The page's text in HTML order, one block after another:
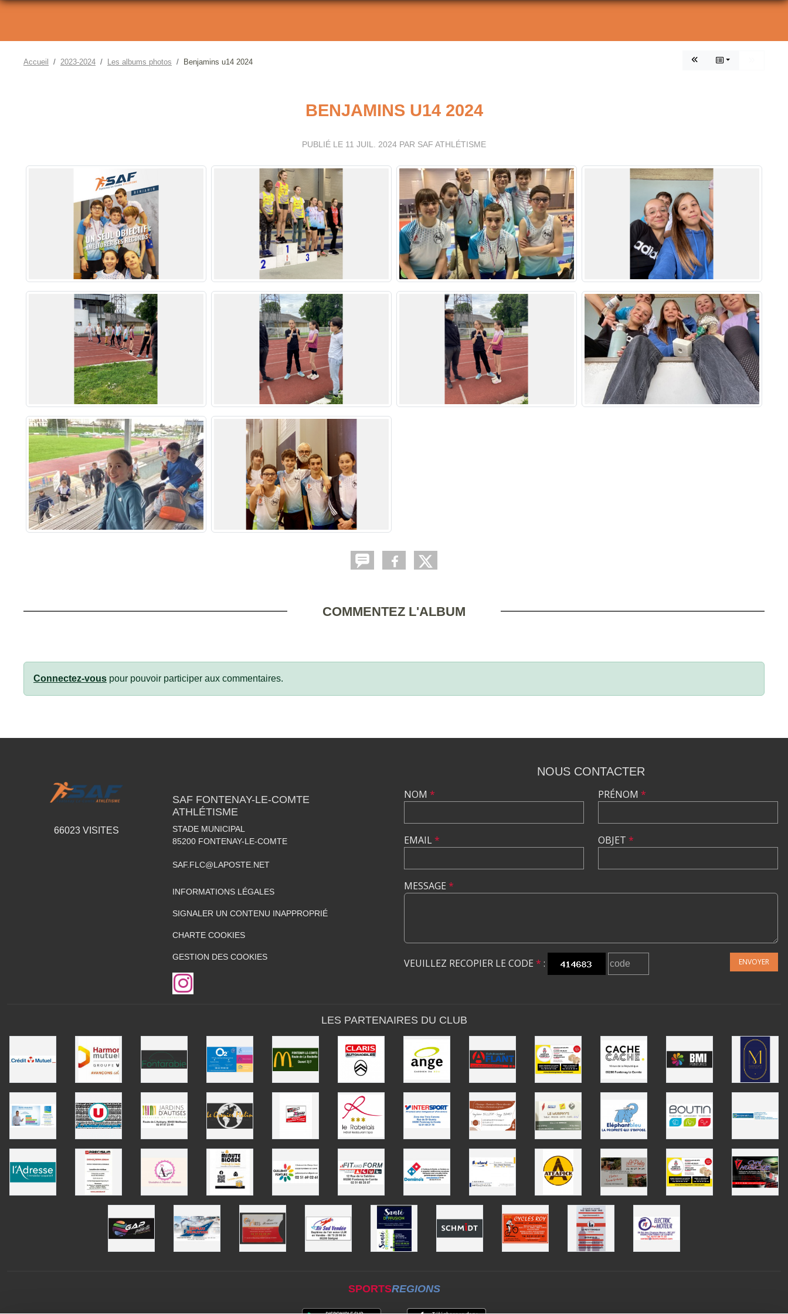
Accueil 2023-2024 Les albums photos Benjamins u14 2024
BENJAMINS U14 2024
PUBLIÉ LE 11 JUIL. 2024 PAR SAF ATHLÉTISME
COMMENTEZ L'ALBUM
Connectez-vous pour pouvoir participer aux commentaires.
66023VISITES
SAF FONTENAY-LE-COMTE
ATHLÉTISME
STADE MUNICIPAL
85200 FONTENAY-LE-COMTE
SAF.FLC@LAPOSTE.NET
INFORMATIONS LÉGALES
SIGNALER UN CONTENU INAPPROPRIÉ
CHARTE COOKIES
GESTION DES COOKIES
NOUS CONTACTER
NOM *
EMAIL*
PRÉNOM *
OBJET *
MESSAGE *
VEUILLEZ RECOPIER LE CODE * : ENVOYER
LES PARTENAIRES DU CLUB
SPORTSREGIONS